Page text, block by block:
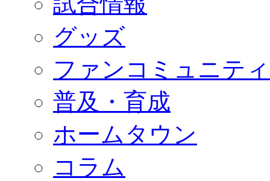
オフィシャルストア（実店舗）
オンラインストア
ACADEMY
アカデミーについて
コーチ&スタッフ
ジュニア
ジュニアユース
ユース
練習拠点（ナラディーア）
SCHOOL
CLUB
パートナー募集
クラブ理念
グッズ
ファンコミュニティ
普及・育成
ホームタウン
コラム